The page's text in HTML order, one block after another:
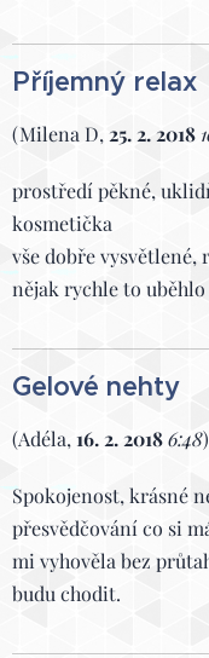
Příjemný relax
(Milena D,25. 2. 2018
prostředí pěkné,
kosmetička
vše dobře vysvětlené,
nějak rychle to
Gelové nehty
(Adéla,16. 2. 20186:48)
Spokojenost, krásné
přesvědčování co si
mi vyhověla bez
budu chodit.